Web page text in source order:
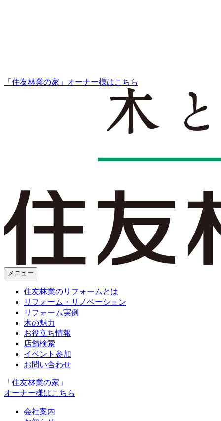
「住友林業の家」オーナー様はこちら
メニュー
住友林業のリフォームとは
リフォーム・リノベーション
リフォーム実例
木の魅力
お役立ち情報
店舗検索
イベント参加
お問い合わせ
「住友林業の家」
オーナー様はこちら
会社案内